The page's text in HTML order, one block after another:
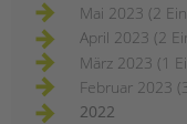
Mai 2023 (2
April 2023 (2
März 2023 (1
Februar 2023
2022